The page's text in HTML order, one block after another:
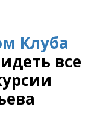
Клуба
все